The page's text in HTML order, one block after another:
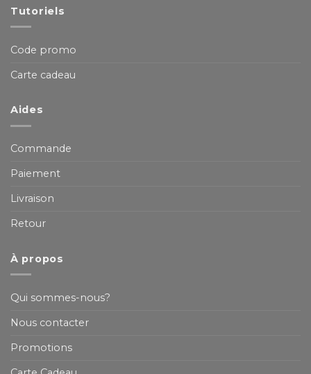
Tutoriels
Code promo
Carte cadeau
Aides
Commande
Paiement
Livraison
Retour
À propos
Qui sommes-nous?
Nous contacter
Promotions